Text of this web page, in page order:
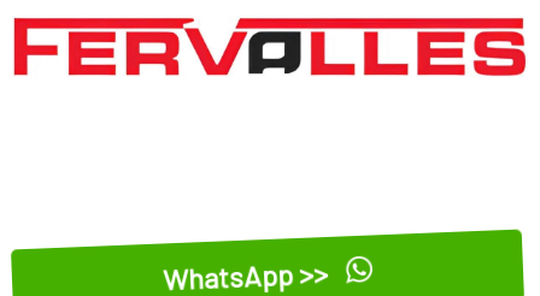
WhatsApp >>